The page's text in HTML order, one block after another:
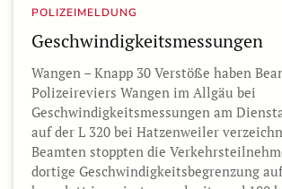
POLIZEIMELDUNG
Geschwindigkeitsmessungen
Wangen – Knapp 30 Verstöße haben
Polizeireviers Wangen im Allgäu bei
Geschwindigkeitsmessungen am
auf der L 320 bei Hatzenweiler
Beamten stoppten die
dortige Geschwindigkeitsbegrenzung